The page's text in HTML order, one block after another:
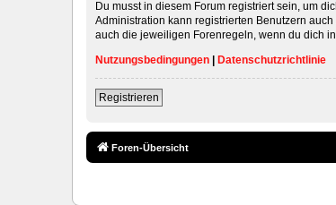
Du musst in diesem Forum registriert sein, um
Administration kann registrierten Benutzern
auch die jeweiligen Forenregeln, wenn du dich
Nutzungsbedingungen | Datenschutzrichtlinie
Registrieren
Foren-Übersicht